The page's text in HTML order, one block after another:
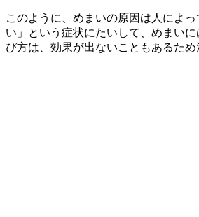
このように、めまいの原因は人によ
い」という症状にたいして、めまい
び方は、効果が出ないこともあるため